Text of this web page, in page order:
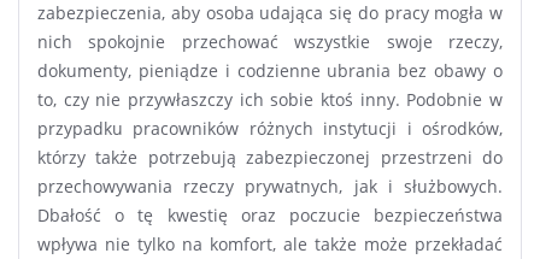
zabezpieczenia, aby osoba udająca się do pracy mogła w
nich spokojnie przechować wszystkie swoje rzeczy,
dokumenty, pieniądze i codzienne ubrania bez obawy o
to, czy nie przywłaszczy ich sobie ktoś inny. Podobnie w
przypadku pracowników różnych instytucji i ośrodków,
którzy także potrzebują zabezpieczonej przestrzeni do
przechowywania rzeczy prywatnych, jak i służbowych.
Dbałość o tę kwestię oraz poczucie bezpieczeństwa
wpływa nie tylko na komfort, ale także może przekładać